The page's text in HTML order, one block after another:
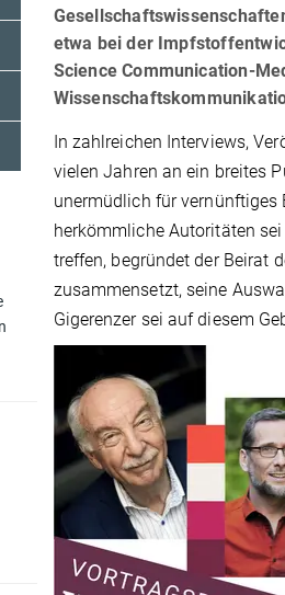
etwa bei der
Science Communication-
In zahlreichen Interviews,
vielen Jahren an ein breites
unermüdlich für vernünftiges
herkömmliche Autoritäten
treffen, begründet der Beirat
zusammensetzt, seine
Gigerenzer sei auf diesem